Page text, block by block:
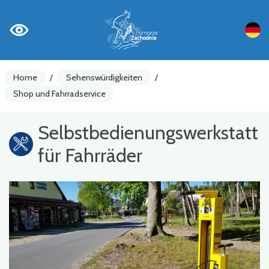
Home / Sehenswürdigkeiten
/
Shop und Fahrradservice
Selbstbedienungswerkstatt
für Fahrräder